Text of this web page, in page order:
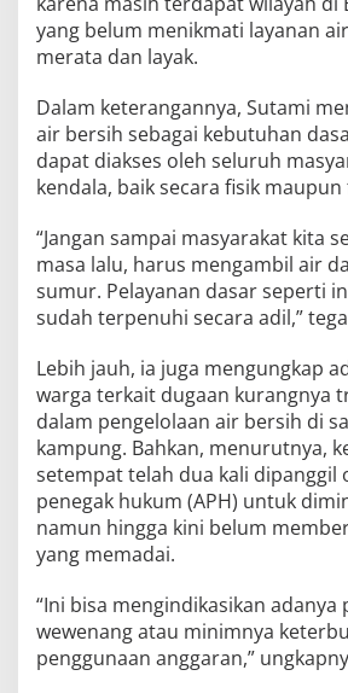
yang belum menikmati layanan
merata dan layak.
Dalam keterangannya, Sutami
air bersih sebagai kebutuhan
dapat diakses oleh seluruh
kendala, baik secara fisik maupun
“Jangan sampai masyarakat kita
masa lalu, harus mengambil air
sumur. Pelayanan dasar seperti
sudah terpenuhi secara adil,”
Lebih jauh, ia juga mengungkap
warga terkait dugaan kurangnya
dalam pengelolaan air bersih di
kampung. Bahkan, menurutnya,
setempat telah dua kali dipanggil
penegak hukum (APH) untuk
namun hingga kini belum
yang memadai.
“Ini bisa mengindikasikan adanya
wewenang atau minimnya
penggunaan anggaran,”